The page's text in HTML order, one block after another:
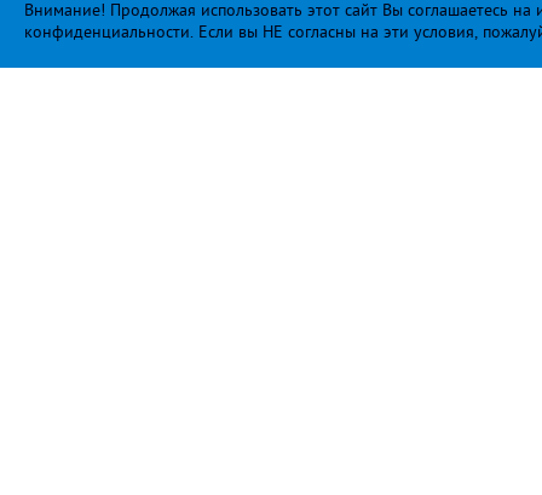
Внимание! Продолжая использовать этот сайт Вы соглашаетесь
конфиденциальности. Если вы НЕ согласны на эти условия,